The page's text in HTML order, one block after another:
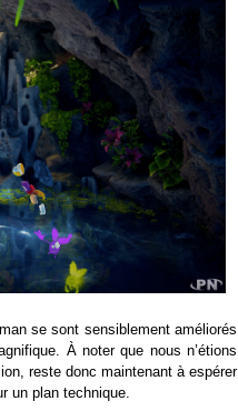
se sont sensiblement améliorés
À noter que nous n’étions
reste donc maintenant à espérer
un plan technique.